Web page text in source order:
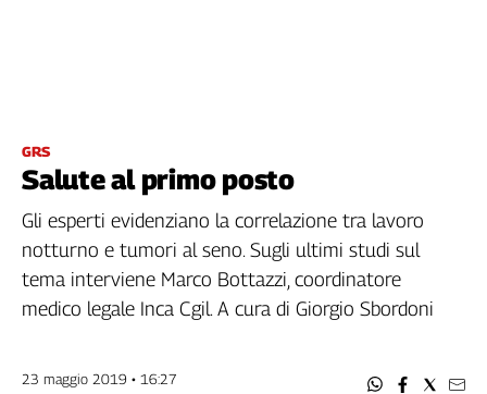
Filcams
Fillea
Filt
Fiom
Fisac
Flc
GRS
Salute al primo posto
Gli esperti evidenziano la correlazione tra lavoro
notturno e tumori al seno. Sugli ultimi studi sul
tema interviene Marco Bottazzi, coordinatore
medico legale Inca Cgil. A cura di Giorgio Sbordoni
23 maggio 2019 • 16:27